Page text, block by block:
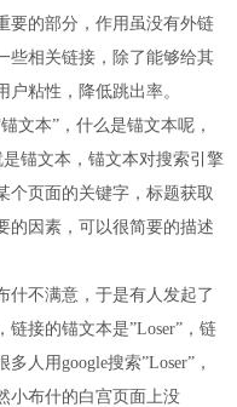
的部分，作用虽没有外链
些相关链接，除了能够给其
粘性，降低跳出率。
本”，什么是锚文本呢，
锚文本，锚文本对搜索引擎
个页面的关键字，标题获取
的因素，可以很简要的描述
不满意，于是有人发起了
接的锚文本是”Loser”，链
人用google搜索”Loser”，
小布什的白宫页面上没